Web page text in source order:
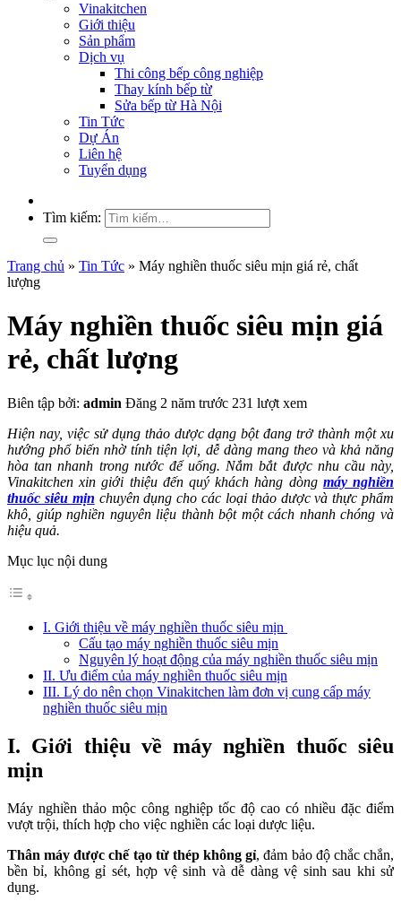
Vinakitchen
Giới thiệu
Sản phẩm
Dịch vụ
Thi công bếp công nghiệp
Thay kính bếp từ
Sửa bếp từ Hà Nội
Tin Tức
Dự Án
Liên hệ
Tuyển dụng
Tìm kiếm:
Trang chủ » Tin Tức » Máy nghiền thuốc siêu mịn giá rẻ, chất
lượng
Máy nghiền thuốc siêu mịn giá
rẻ, chất lượng
Biên tập bởi: admin Đăng 2 năm trước 231 lượt xem
Hiện nay, việc sử dụng thảo dược dạng bột đang trở thành một xu
hướng phổ biến nhờ tính tiện lợi, dễ dàng mang theo và khả năng
hòa tan nhanh trong nước để uống. Nắm bắt được nhu cầu này,
Vinakitchen xin giới thiệu đến quý khách hàng dòng máy nghiền
thuốc siêu mịn chuyên dụng cho các loại thảo dược và thực phẩm
khô, giúp nghiền nguyên liệu thành bột một cách nhanh chóng và
hiệu quả.
Mục lục nội dung
I. Giới thiệu về máy nghiền thuốc siêu mịn
Cấu tạo máy nghiền thuốc siêu mịn
Nguyên lý hoạt động của máy nghiền thuốc siêu mịn
II. Ưu điểm của máy nghiền thuốc siêu mịn
III. Lý do nên chọn Vinakitchen làm đơn vị cung cấp máy
nghiền thuốc siêu mịn
I. Giới thiệu về máy nghiền thuốc siêu
mịn
Máy nghiền thảo mộc công nghiệp tốc độ cao có nhiều đặc điểm
vượt trội, thích hợp cho việc nghiền các loại dược liệu.
Thân máy được chế tạo từ thép không gỉ, đảm bảo độ chắc chắn,
bền bỉ, không gỉ sét, hợp vệ sinh và dễ dàng vệ sinh sau khi sử
dụng.